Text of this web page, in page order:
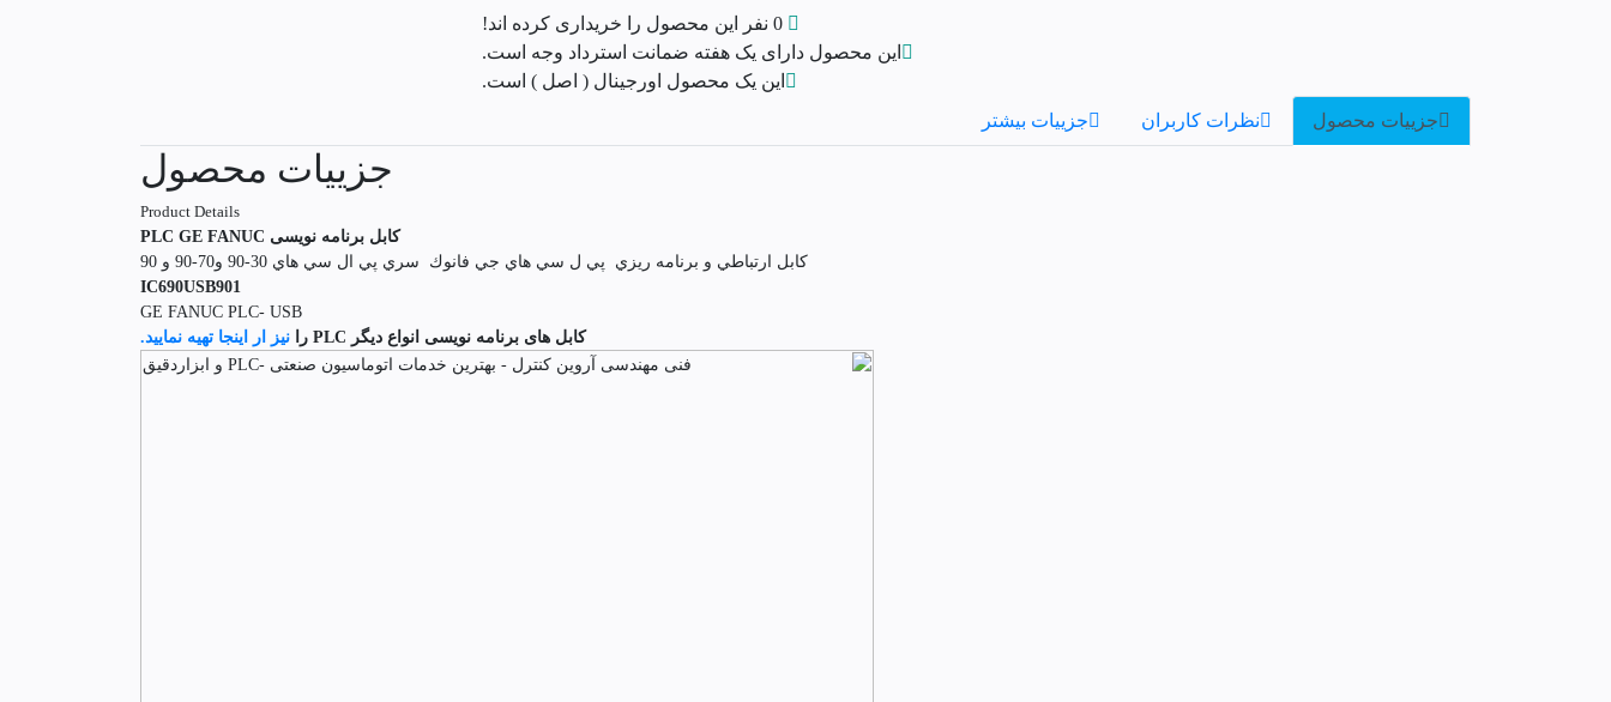
این محصول دارای یک هفته ضمانت استرداد وجه است.
این یک محصول اورجینال ( اصل ) است.
جزییات محصول نظرات کاربران جزییات بیشتر
جزییات محصول
Product Details
کابل برنامه نویسی PLC GE FANUC
كابل ارتباطي و برنامه ريزي پي ل سي هاي جي فانوك سري پي ال سي هاي 30-90 و70-90 و 90
IC690USB901
GE FANUC PLC- USB
کابل های برنامه نویسی انواع دیگر PLC را
نیز ار اینجا تهیه نمایید.